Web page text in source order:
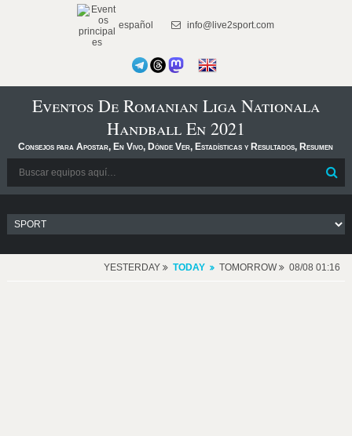
español info@live2sport.com
Eventos De Romanian Liga Nationala
Handball En 2021
Consejos para Apostar, En Vivo, Dónde Ver, Estadísticas y Resultados, Resumen
YESTERDAY TODAY TOMORROW 08/08 01:16